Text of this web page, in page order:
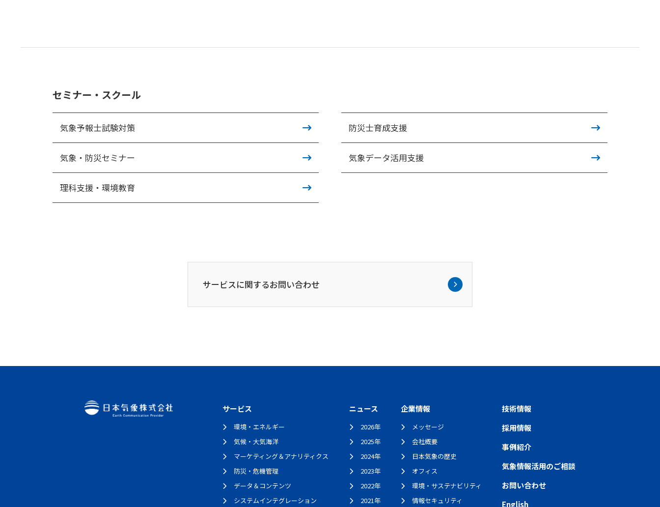
セミナー・スクール
気象予報士試験対策 防災士育成支援
気象・防災セミナー 気象データ活用支援
理科支援・環境教育
サービスに関するお問い合わせ
サービス
環境・エネルギー
気候・大気海洋
マーケティング＆アナリティクス
防災・危機管理
データ＆コンテンツ
システムインテグレーション
ニュース
2026年
2025年
2024年
2023年
2022年
2021年
企業情報
メッセージ
会社概要
日本気象の歴史
オフィス
環境・サステナビリティ
情報セキュリティ
技術情報
採用情報
事例紹介
気象情報活用のご相談
お問い合わせ
English